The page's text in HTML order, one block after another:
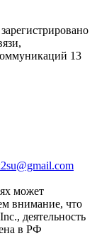
13
может
внимание, что
деятельность
в РФ